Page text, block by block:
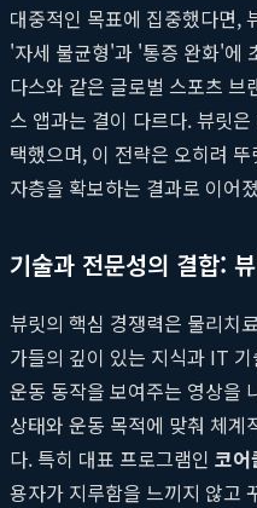
대중적인 목표에 집중했다면,
'자세 불균형'과 '통증 완화'에
다스와 같은 글로벌 스포츠 브
스 앱과는 결이 다르다. 뷰릿
택했으며, 이 전략은 오히려
자층을 확보하는 결과로 이어
기술과 전문성의 결합:
뷰릿의 핵심 경쟁력은 물리치
가들의 깊이 있는 지식과 IT
운동 동작을 보여주는 영상을
상태와 운동 목적에 맞춰 체
다. 특히 대표 프로그램인 코어
용자가 지루함을 느끼지 않고